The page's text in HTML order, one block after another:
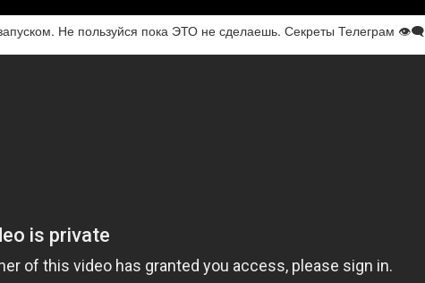
Не пользуйся пока ЭТО не сделаешь. Секреты Телеграм 👁‍🗨